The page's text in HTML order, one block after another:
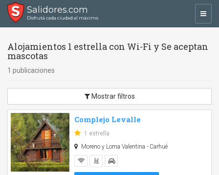
Salidores.com
Disfrutá cada ciudad al máximo
Alojamientos 1 estrella con Wi-Fi y Se aceptan
mascotas
1 publicaciones
Mostrar filtros
Complejo Levalle
1 estrella
Moreno y Loma Valentina - Carhué